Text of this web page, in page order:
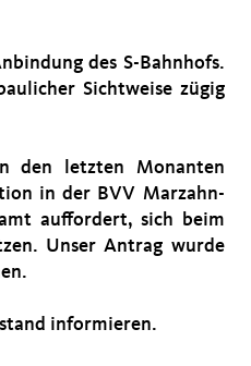
des S-Bahnhofs.
Sichtweise zügig
den letzten Monanten
in der BVV Marzahn-
auffordert, sich beim
Unser Antrag wurde
informieren.